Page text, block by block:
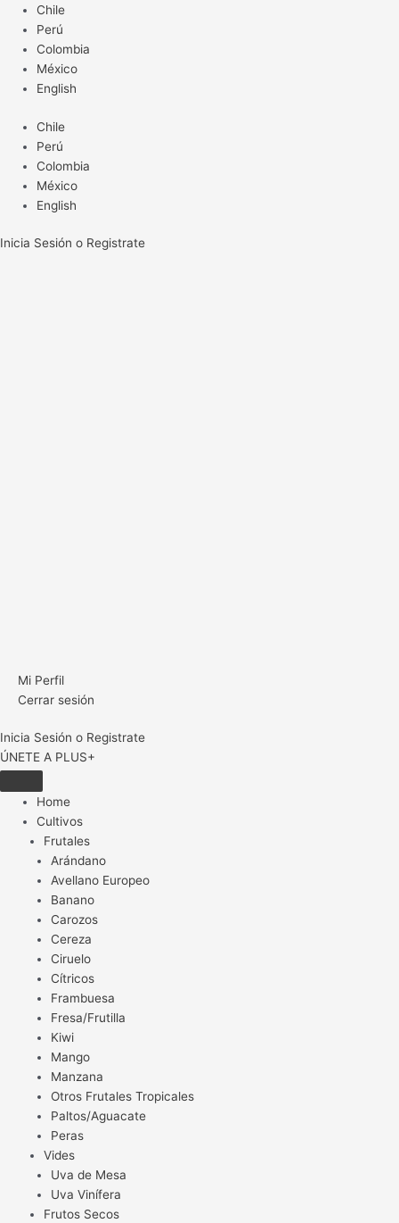
contenido
Chile
Perú
Colombia
México
English
Chile
Perú
Colombia
México
English
Inicia Sesión o Registrate
Mi Perfil
Cerrar sesión
Inicia Sesión o Registrate
ÚNETE A PLUS+
Home
Cultivos
Frutales
Arándano
Avellano Europeo
Banano
Carozos
Cereza
Ciruelo
Cítricos
Frambuesa
Fresa/Frutilla
Kiwi
Mango
Manzana
Otros Frutales Tropicales
Paltos/Aguacate
Peras
Vides
Uva de Mesa
Uva Vinífera
Frutos Secos